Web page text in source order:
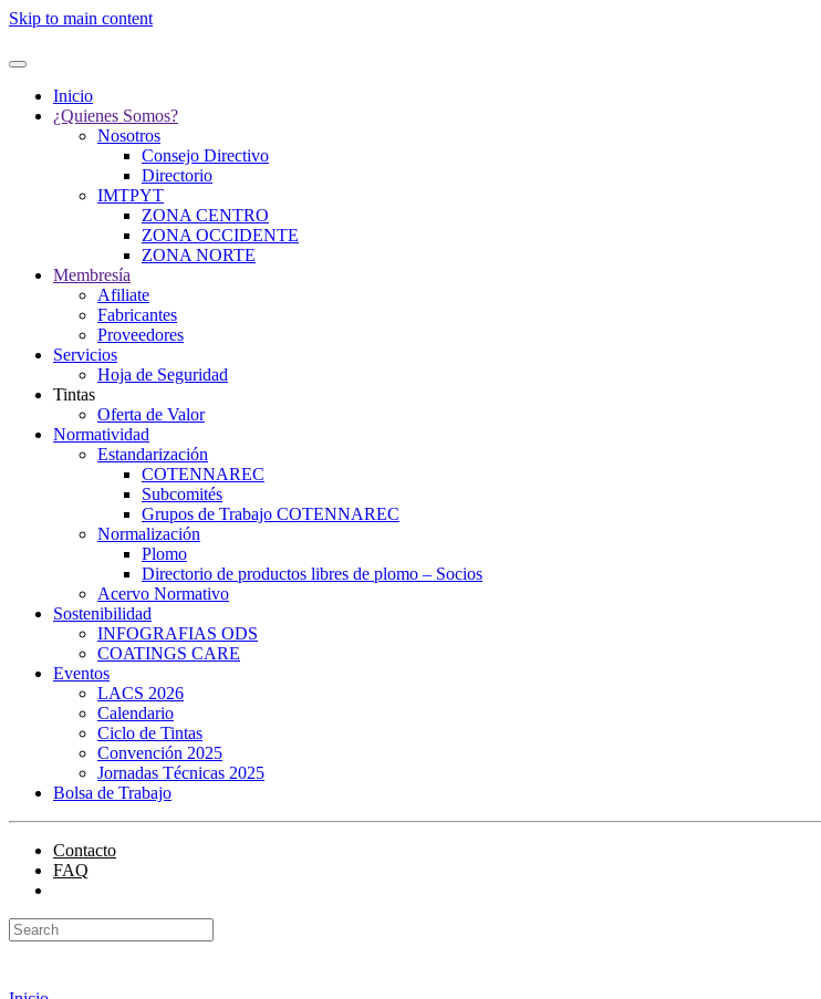
Skip to main content
Inicio
¿Quienes Somos?
Nosotros
Consejo Directivo
Directorio
IMTPYT
ZONA CENTRO
ZONA OCCIDENTE
ZONA NORTE
Membresía
Afiliate
Fabricantes
Proveedores
Servicios
Hoja de Seguridad
Tintas
Oferta de Valor
Normatividad
Estandarización
COTENNAREC
Subcomités
Grupos de Trabajo COTENNAREC
Normalización
Plomo
Directorio de productos libres de plomo – Socios
Acervo Normativo
Sostenibilidad
INFOGRAFIAS ODS
COATINGS CARE
Eventos
LACS 2026
Calendario
Ciclo de Tintas
Convención 2025
Jornadas Técnicas 2025
Bolsa de Trabajo
Contacto
FAQ